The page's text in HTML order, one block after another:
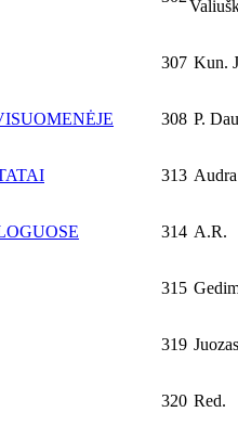
307 Kun.
308 P.
313
314 A.R.
315
319
320 Red.